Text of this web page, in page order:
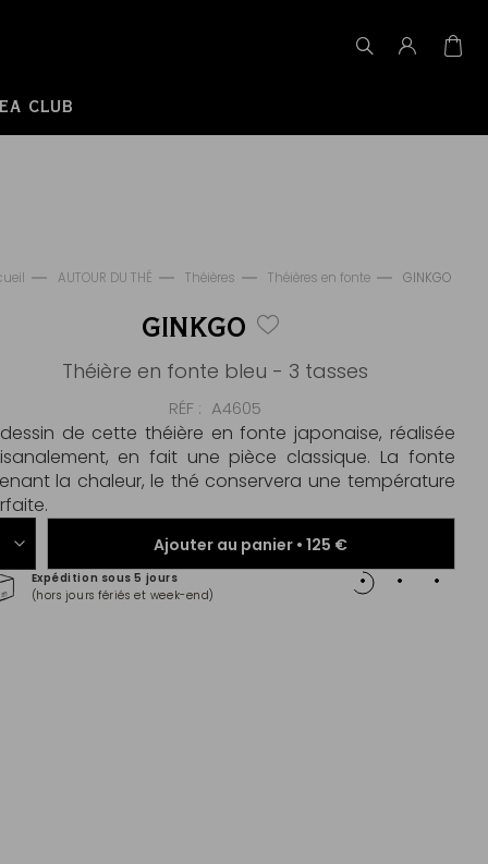
CLUB
AUTOUR DU THÉ Théières Théières en fonte GINKGO
GINKGO
Théière en fonte bleu - 3 tasses
RÉF A4605
Ajouter au panier • 125 €
Expédition sous 5 jours
(hors jours fériés et week-end)
de cette théière en fonte japonaise, réalisée
en fait une pièce classique. La fonte
la chaleur, le thé conservera une température